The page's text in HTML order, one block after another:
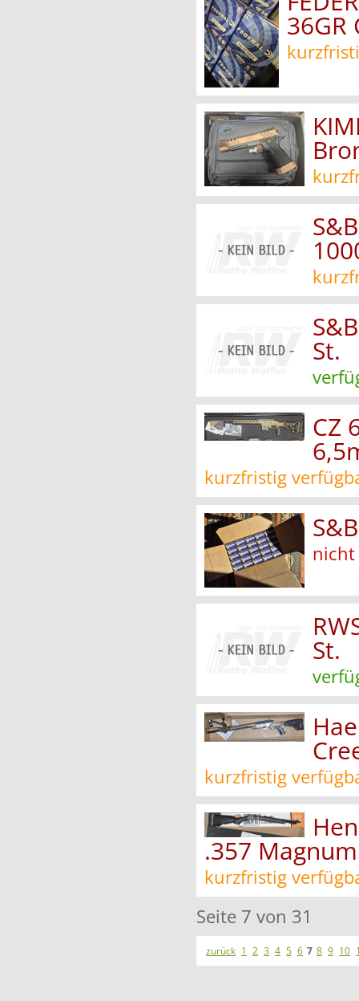
36GR
St.
CZ
kurzfristig
nicht
St.
kurzfristig
.357 Magnum
kurzfristig
Seite 7 von 31
zurück 1 2 3 4 5 6 7 8 9 10